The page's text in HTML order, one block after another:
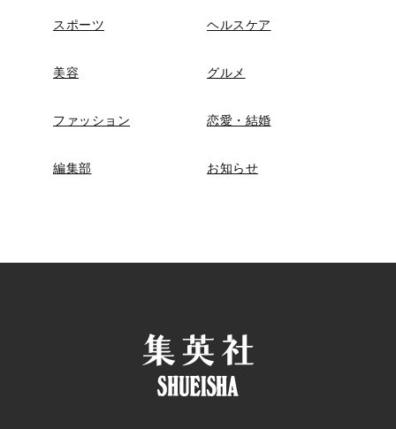
スポーツ ヘルスケア
美容 グルメ
ファッション 恋愛・結婚
編集部 お知らせ